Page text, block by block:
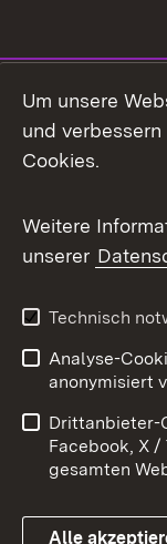
Facebook
X / Twitter
Youtube
Impressum
Barrierefreiheit
Cookies
Um unsere
und
Cookies.
Weitere
unserer
Technisch
Analyse-
anonymisiert
Drittanbieter-
Facebook, X
gesamten
Alle